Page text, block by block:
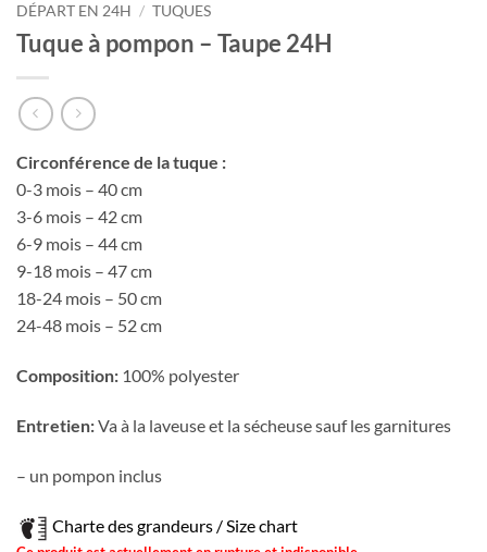
DÉPART EN 24H / TUQUES
Tuque à pompon – Taupe 24H
Circonférence de la tuque :
0-3 mois – 40 cm
3-6 mois – 42 cm
6-9 mois – 44 cm
9-18 mois – 47 cm
18-24 mois – 50 cm
24-48 mois – 52 cm
Composition: 100% polyester
Entretien:Va à la laveuse et la sécheuse sauf les garnitures
– un pompon inclus
Charte des grandeurs / Size chart